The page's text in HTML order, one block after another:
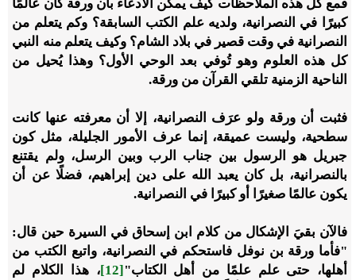
فمع كل هذه الملاحظات كيف يمكن الادعاء بأن ورقة كان عالمًا
كبيرًا في النصرانية، ولديه علم الكتب السابقة؟ وكم يتعلم من
النصرانية في وقت قصير في بلاد الشام؟ وكيف يتعلم منه النبي
كل هذه العلوم وهو تُوفي بعد الوحي الأول؟ وهذا يُحيل من
الناحية الزمنية تلقي القرآن من ورقة.
فثبت أن ورقة ولو عرَف النصرانية، إلا أن معرفته عنها كانت
سطحية، وليست عميقة، إنما عرف الأمور الجليلة، مثل كون
جبريل هو الرسول بين جناب الرب وبين الرسل، ولم يقتنع
بالنصرانية، بل كان يعبد الله على دين إبراهيم، فضلًا عن أن
يكون عالمًا صغيرًا أو كبيرًا في النصرانية.
فالآن بقيَ الإشكال من كلام ابن إسحاق في السيرة حين قال:
"فأما ورقة بن نوفل فاستحكم في النصرانية، واتبع الكتب من
أهلها، حتى علم علمًا من أهل الكتاب"[12]
، هذا الكلام لم